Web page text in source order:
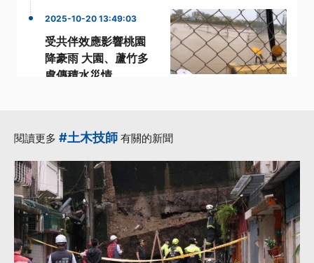
2025-10-20 13:49:03
受共伴效應影響桃園
降豪雨 大園、蘆竹多
處傳積水災情
閱讀更多 #土木技師 有關的新聞